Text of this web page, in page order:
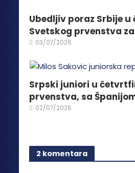
Ubedljiv poraz Srbije
Svetskog prvenstva
03/07/2026
Srpski juniori u
prvenstva, sa
02/07/2026
2 komentara